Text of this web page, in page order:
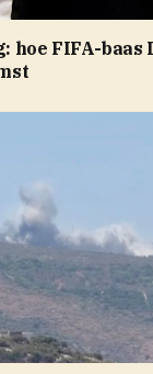
hoe FIFA-